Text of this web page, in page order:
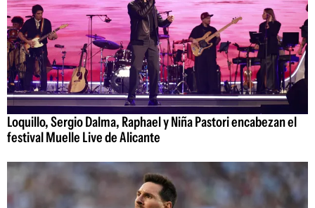
Loquillo, Sergio Dalma, Raphael y Niña Pastori encabezan el
festival Muelle Live de Alicante